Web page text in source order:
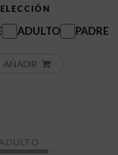
Explore
su bienestar,
sus propias
ADULTO PADRE
AÑADIR
ADULTO